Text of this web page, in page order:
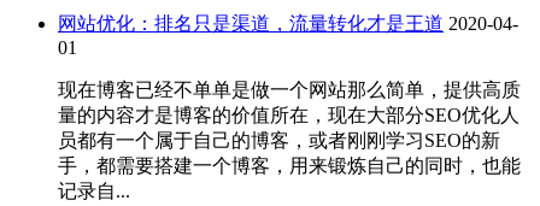
网站优化：排名只是渠道，流量转化才是王道 2020-04-
01
现在博客已经不单单是做一个网站那么简单，提供高质
量的内容才是博客的价值所在，现在大部分SEO优化人
员都有一个属于自己的博客，或者刚刚学习SEO的新
手，都需要搭建一个博客，用来锻炼自己的同时，也能
记录自...